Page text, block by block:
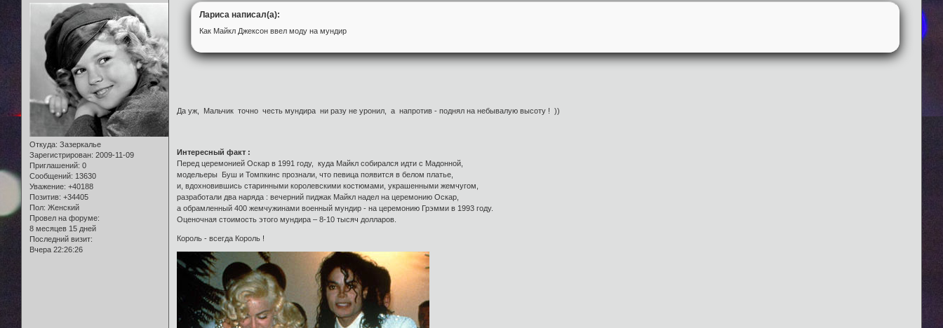
Откуда: Зазеркалье
Зарегистрирован: 2009-11-09
Приглашений: 0
Сообщений: 13630
Уважение: +40188
Позитив: +34405
Пол: Женский
Провел на форуме:
8 месяцев 15 дней
Последний визит:
Вчера 22:26:26
Лариса написал(а):
Как Майкл Джексон ввел моду на мундир
Да уж, Мальчик точно честь мундира ни разу не уронил, а напротив - поднял на небывалую высоту ! ))
Интересный факт :
Перед церемонией Оскар в 1991 году, куда Майкл собирался идти с Мадонной,
модельеры Буш и Томпкинс прознали, что певица появится в белом платье,
и, вдохновившись старинными королевскими костюмами, украшенными жемчугом,
разработали два наряда : вечерний пиджак Майкл надел на церемонию Оскар,
а обрамленный 400 жемчужинами военный мундир - на церемонию Грэмми в 1993 году.
Оценочная стоимость этого мундира – 8-10 тысяч долларов.
Король - всегда Король !